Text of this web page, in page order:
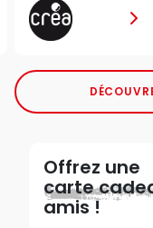
Offrez une
carte
amis !